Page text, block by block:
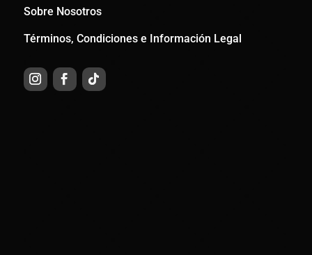
Sobre Nosotros
Términos, Condiciones e Información Legal